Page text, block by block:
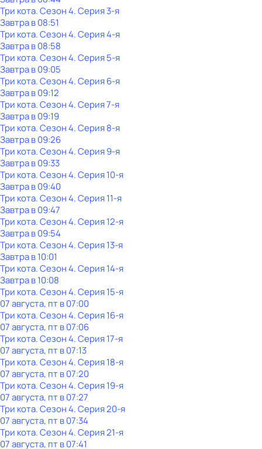
Три кота. Сезон 4. Серия 3-я
Завтра в 08:51
Три кота. Сезон 4. Серия 4-я
Завтра в 08:58
Три кота. Сезон 4. Серия 5-я
Завтра в 09:05
Три кота. Сезон 4. Серия 6-я
Завтра в 09:12
Три кота. Сезон 4. Серия 7-я
Завтра в 09:19
Три кота. Сезон 4. Серия 8-я
Завтра в 09:26
Три кота. Сезон 4. Серия 9-я
Завтра в 09:33
Три кота. Сезон 4. Серия 10-я
Завтра в 09:40
Три кота. Сезон 4. Серия 11-я
Завтра в 09:47
Три кота. Сезон 4. Серия 12-я
Завтра в 09:54
Три кота. Сезон 4. Серия 13-я
Завтра в 10:01
Три кота. Сезон 4. Серия 14-я
Завтра в 10:08
Три кота. Сезон 4. Серия 15-я
07 августа, пт в 07:00
Три кота. Сезон 4. Серия 16-я
07 августа, пт в 07:06
Три кота. Сезон 4. Серия 17-я
07 августа, пт в 07:13
Три кота. Сезон 4. Серия 18-я
07 августа, пт в 07:20
Три кота. Сезон 4. Серия 19-я
07 августа, пт в 07:27
Три кота. Сезон 4. Серия 20-я
07 августа, пт в 07:34
Три кота. Сезон 4. Серия 21-я
07 августа, пт в 07:41